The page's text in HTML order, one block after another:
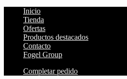
Inicio
Tienda
Ofertas
Productos destacados
Contacto
Fogel Group
Completar pedido